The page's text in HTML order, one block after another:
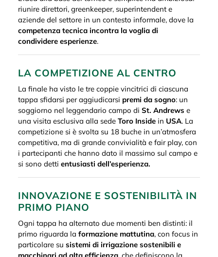
riunire direttori, greenkeeper, superintendent e
aziende del settore in un contesto informale, dove la
competenza tecnica incontra la voglia di
condividere esperienze.
LA COMPETIZIONE AL CENTRO
La finale ha visto le tre coppie vincitrici di ciascuna
tappa sfidarsi per aggiudicarsi premi da sogno: un
soggiorno nel leggendario campo diSt. Andrews e
una visita esclusiva alla sedeToro Inside in USA. La
competizione si è svolta su 18 buche in un’atmosfera
competitiva, ma di grande convivialità e fair play, con
i partecipanti che hanno dato il massimo sul campo e
si sono dettientusiasti dell’esperienza.
INNOVAZIONE E SOSTENIBILITÀ IN
PRIMO PIANO
Ogni tappa ha alternato due momenti ben distinti: il
primo riguarda laformazione mattutina, con focus in
particolare susistemi di irrigazione sostenibili e